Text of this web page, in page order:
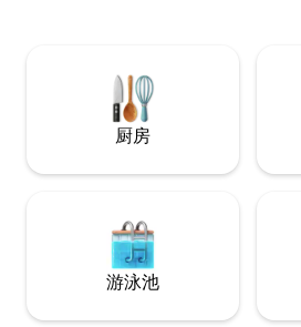
厨房
游泳池